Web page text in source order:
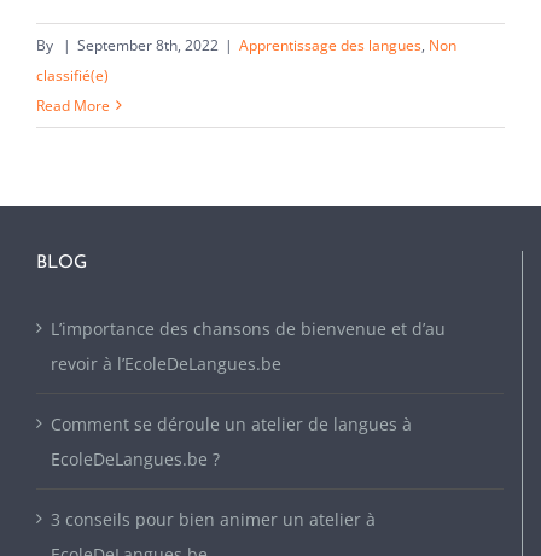
By | September 8th, 2022 | Apprentissage des langues, Non
classifié(e)
Read More
BLOG
L’importance des chansons de bienvenue et d’au
revoir à l’EcoleDeLangues.be
Comment se déroule un atelier de langues à
EcoleDeLangues.be ?
3 conseils pour bien animer un atelier à